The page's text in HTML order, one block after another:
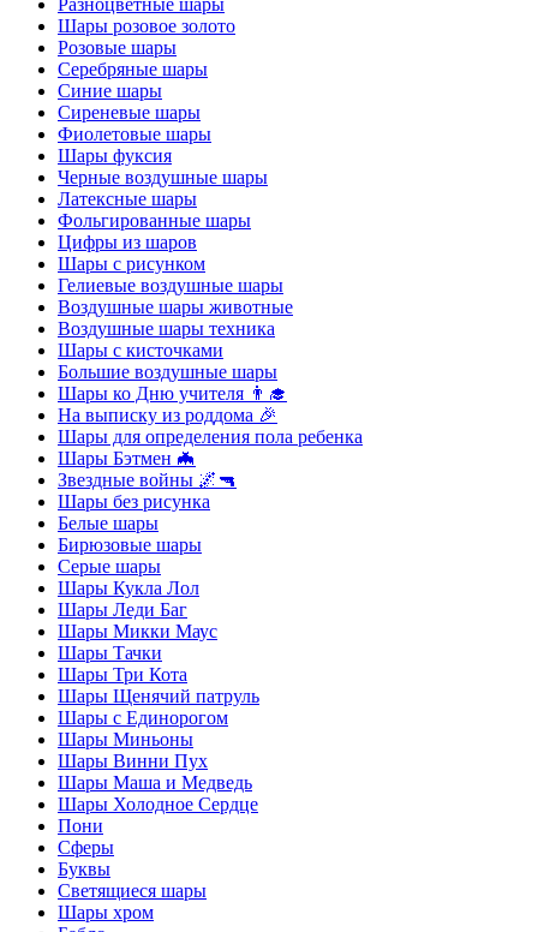
Шары розовое золото
Розовые шары
Серебряные шары
Синие шары
Сиреневые шары
Фиолетовые шары
Шары фуксия
Черные воздушные шары
Латексные шары
Фольгированные шары
Цифры из шаров
Шары с рисунком
Гелиевые воздушные шары
Воздушные шары животные
Воздушные шары техника
Шары с кисточками
Большие воздушные шары
Шары ко Дню учителя 👨‍🎓
На выписку из роддома 🎉
Шары для определения пола ребенка
Шары Бэтмен 🦇
Звездные войны 🌌🔫
Шары без рисунка
Белые шары
Бирюзовые шары
Серые шары
Шары Кукла Лол
Шары Леди Баг
Шары Микки Маус
Шары Тачки
Шары Три Кота
Шары Щенячий патруль
Шары с Единорогом
Шары Миньоны
Шары Винни Пух
Шары Маша и Медведь
Шары Холодное Сердце
Пони
Сферы
Буквы
Светящиеся шары
Шары хром